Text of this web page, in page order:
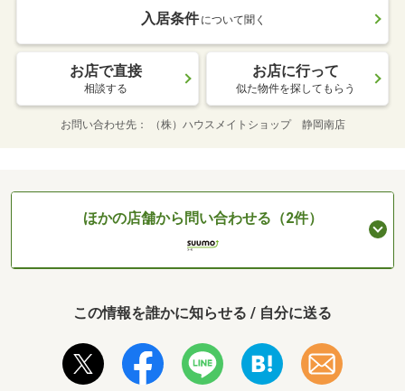
入居条件 について聞く
お店で直接
相談する
お店に行って
似た物件を探してもらう
お問い合わせ先 （株）ハウスメイトショップ 静岡南店
ほかの店舗から問い合わせる（2件）
この情報を誰かに知らせる / 自分に送る